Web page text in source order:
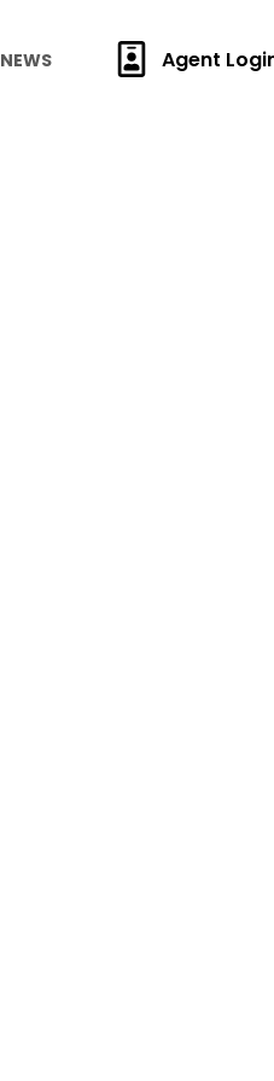
NEWS Agent